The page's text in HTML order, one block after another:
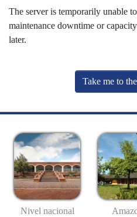
The server is temporarily unable
maintenance downtime or
later.
Take me to
Nivel nacional